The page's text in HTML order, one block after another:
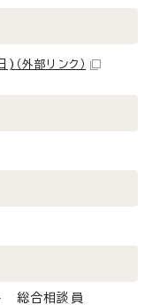
) （外部リンク）
総合相談員